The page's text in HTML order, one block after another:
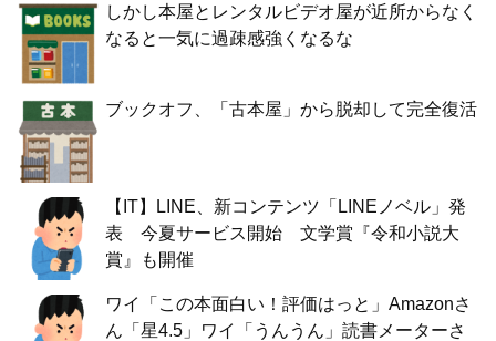
しかし本屋とレンタルビデオ屋が近所からなく
なると一気に過疎感強くなるな
ブックオフ、「古本屋」から脱却して完全復活
【IT】LINE、新コンテンツ「LINEノベル」発
表 今夏サービス開始 文学賞『令和小説大
賞』も開催
ワイ「この本面白い！評価はっと」Amazonさ
ん「星4.5」ワイ「うんうん」読書メーターさ